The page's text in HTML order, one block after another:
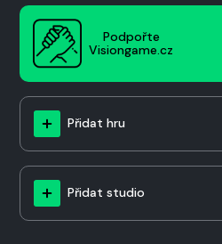
Podpořte
Visiongame.cz
Přidat hru
Přidat studio